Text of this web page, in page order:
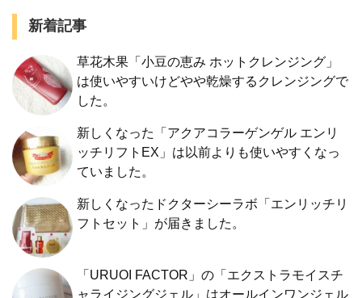
新着記事
草花木果「小豆の恵み ホットクレンジング」
は使いやすいけどやや乾燥するクレンジングで
した。
新しくなった「アクアコラーゲンゲル エンリ
ッチリフトEX」は以前よりも使いやすくなっ
ていました。
新しくなったドクターシーラボ「エンリッチリ
フトセット」が届きました。
「URUOI FACTOR」の「エクストラモイスチ
ャライジングジェル」はオールインワンジェル